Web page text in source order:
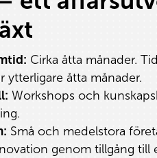
Cirka åtta månader.
ytterligare åtta månader.
Workshops och
Små och medelstora
genom tillgång till